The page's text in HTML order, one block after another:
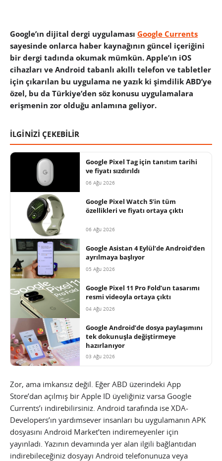
Google’ın dijital dergi uygulaması Google Currents
sayesinde onlarca haber kaynağının güncel içeriğini
bir dergi tadında okumak mümkün. Apple’ın iOS
cihazları ve Android tabanlı akıllı telefon ve tabletler
için çıkarılan bu uygulama ne yazık ki şimdilik ABD’ye
özel, bu da Türkiye’den söz konusu uygulamalara
erişmenin zor olduğu anlamına geliyor.
İLGİNİZİ ÇEKEBİLİR
Google Pixel Tag için tanıtım tarihi
ve fiyatı sızdırıldı
06 Ağu 2026
Google Pixel Watch 5’in tüm
özellikleri ve fiyatı ortaya çıktı
06 Ağu 2026
Google Asistan 4 Eylül’de Android’den
ayrılmaya başlıyor
05 Ağu 2026
Google Pixel 11 Pro Fold’un tasarımı
resmi videoyla ortaya çıktı
04 Ağu 2026
Google Android’de dosya paylaşımını
tek dokunuşla değiştirmeye
hazırlanıyor
03 Ağu 2026
Zor, ama imkansız değil. Eğer ABD üzerindeki App
Store’dan açılmış bir Apple ID üyeliğiniz varsa Google
Currents’ı indirebilirsiniz. Android tarafında ise XDA-
Developers’ın yardımsever insanları bu uygulamanın APK
dosyasını Android Market’ten indiremeyenler için
yayınladı. Yazının devamında yer alan ilgili bağlantıdan
indirebileceğiniz dosyayı Android telefonunuza veya